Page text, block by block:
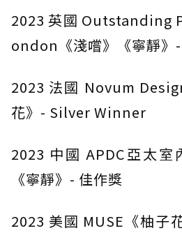
2023 英國 Outstanding
ondon《淺嚐》《寧靜
2023 法國 Novum
花》- Silver Winner
2023 中國 APDC亞太
《寧靜》- 佳作獎
2023 美國 MUSE《柚子